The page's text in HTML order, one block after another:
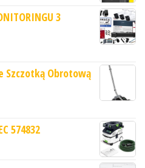
3
Szczotką Obrotową
574832